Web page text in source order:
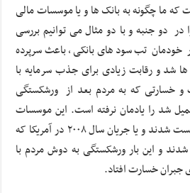
ما چگونه به بانک ها و یا موسسات مالی
در دو جنبه و با دو مثال می توانیم بررسی
تب سود های بانکی ، باعث سرپرده
شد و رقابت زیادی برای جذب سرمایه با
خسارتی که به مردم بعد از ورشکستگی
شد را یادمان نرفته است. این موسسات
مالی مجوز داشتند ولی ورشکست شدند و یا جریان سال ۲۰۰۸ در آمریکا که
و این بار ورشکستگی به دوش مردم با
جبران خسارت افتاد.